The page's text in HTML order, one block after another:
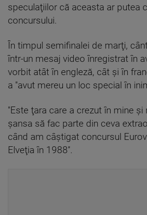
speculaţiilor că aceasta ar putea
concursului.
În timpul semifinalei de marţi,
într-un mesaj video înregistrat în
vorbit atât în engleză, cât şi în
a ''avut mereu un loc special în
''Este ţara care a crezut în mine şi
şansa să fac parte din ceva
când am câştigat concursul
Elveţia în 1988''.